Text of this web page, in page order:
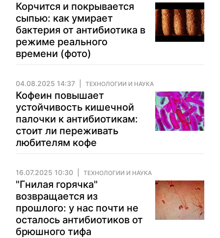
Корчится и покрывается
сыпью: как умирает
бактерия от антибиотика в
режиме реального
времени (фото)
04.08.2025 14:37 ТЕХНОЛОГИИ И НАУКА
Кофеин повышает
устойчивость кишечной
палочки к антибиотикам:
стоит ли переживать
любителям кофе
16.07.2025 10:30 ТЕХНОЛОГИИ И НАУКА
"Гнилая горячка"
возвращается из
прошлого: у нас почти не
осталось антибиотиков от
брюшного тифа